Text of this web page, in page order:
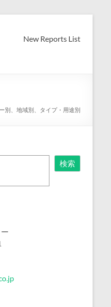
New Reports List
別、地域別、タイプ・用途別
検索